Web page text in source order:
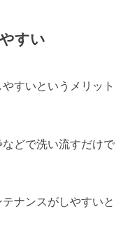
すい
すいというメリット
どで洗い流すだけで
ナンスがしやすいと